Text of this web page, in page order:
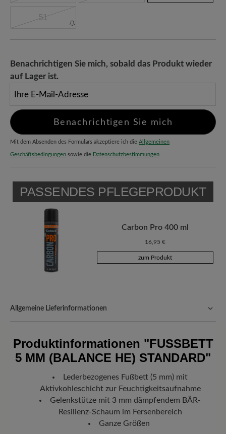
51
Benachrichtigen Sie mich, sobald das Produkt wieder
auf Lager ist.
Benachrichtigen Sie mich
Mit dem Absenden des Formulars akzeptiere ich die Allgemeinen
Geschäftsbedingungen sowie die Datenschutzbestimmungen
PASSENDES PFLEGEPRODUKT
Carbon Pro 400 ml
16,95 €
zum Produkt
Allgemeine Lieferinformationen
hinzugefügt – unabhängig vom Bestellwert.
Freuen Sie sich auf Ihr Paket! Sobald Ihre Bestellung unser Lager in
Mit der beigefügten Sendungsnummer können Sie genau
nachverfolgen, wo sich Ihr neues BÄR Lieblingsstück gerade
Produktinformationen "FUSSBETT 5
MM (BALANCE HE) STANDARD"
Lederbezogenes Fußbett (5 mm) mit
Aktivkohleschicht zur Feuchtigkeitsaufnahme
Gelenkstütze mit 3 mm dämpfendem BÄR-
Resilienz-Schaum im Fersenbereich
Ganze Größen